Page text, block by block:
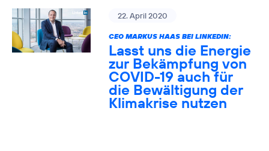
22. April 2020
CEO MARKUS HAAS BEI LINKEDIN:
Lasst uns die Energie
zur Bekämpfung von
COVID-19 auch für
die Bewältigung der
Klimakrise nutzen